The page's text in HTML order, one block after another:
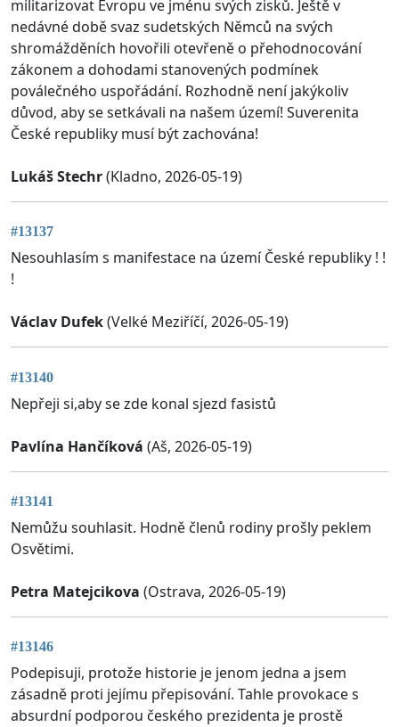
militarizovat Evropu ve jménu svých zisků. Ještě v
nedávné době svaz sudetských Němců na svých
shromážděních hovořili otevřeně o přehodnocování
zákonem a dohodami stanovených podmínek
poválečného uspořádání. Rozhodně není jakýkoliv
důvod, aby se setkávali na našem území! Suverenita
České republiky musí být zachována!
Lukáš Stechr(Kladno, 2026-05-19)
#13137
Nesouhlasím s manifestace na území České republiky ! !
!
Václav Dufek(Velké Meziříčí, 2026-05-19)
#13140
Nepřeji si,aby se zde konal sjezd fasistů
Pavlína Hančíková (Aš, 2026-05-19)
#13141
Nemůžu souhlasit. Hodně členů rodiny prošly peklem
Osvětimi.
Petra Matejcikova (Ostrava, 2026-05-19)
#13146
Podepisuji, protože historie je jenom jedna a jsem
zásadně proti jejímu přepisování. Tahle provokace s
absurdní podporou českého prezidenta je prostě